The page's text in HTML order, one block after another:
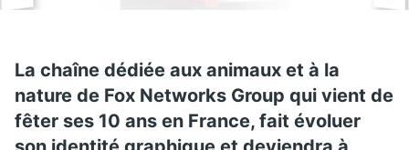
La chaîne dédiée aux animaux et à la
nature de Fox Networks Group qui vient de
fêter ses 10 ans en France, fait évoluer